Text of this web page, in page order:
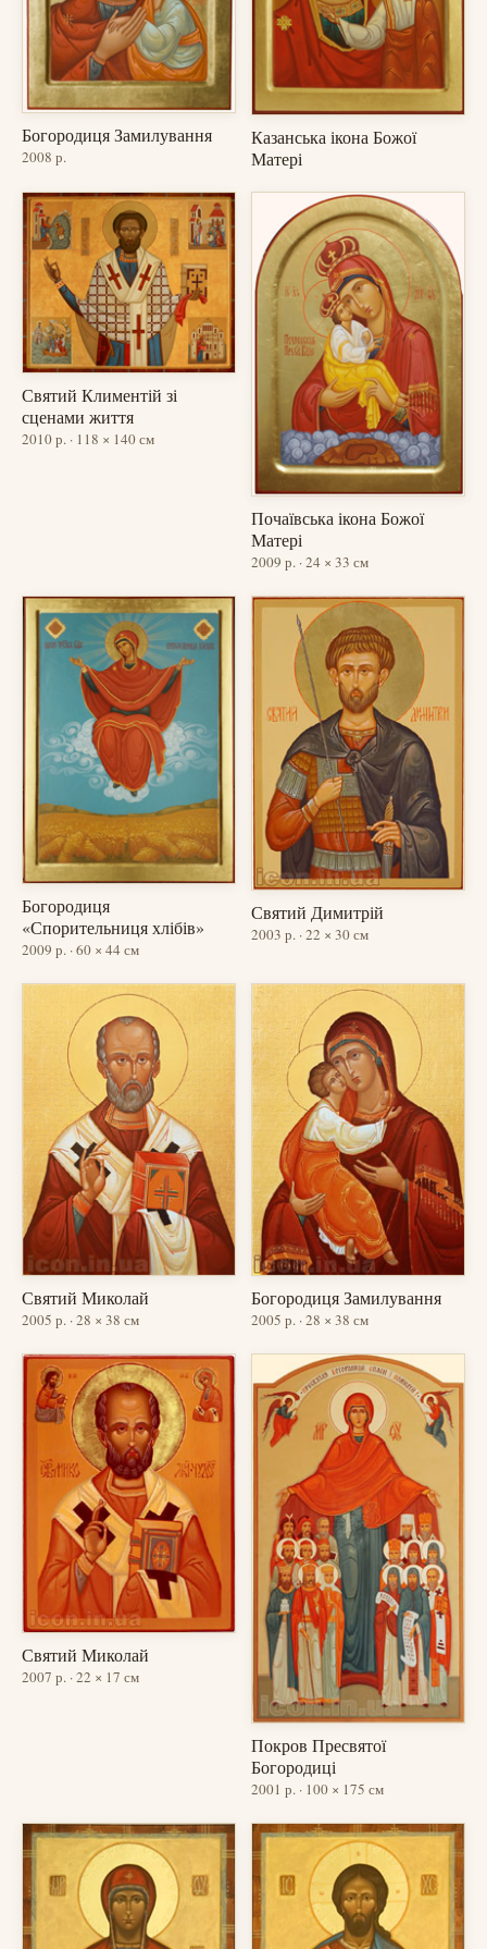
Богородиця Замилування
2008 р.
Казанська ікона Божої
Матері
Святий Климентій зі
сценами життя
2010 р. · 118 × 140 см
Почаївська ікона Божої
Матері
2009 р. · 24 × 33 см
Богородиця
«Спорительниця хлібів»
2009 р. · 60 × 44 см
Святий Димитрій
2003 р. · 22 × 30 см
Святий Миколай
2005 р. · 28 × 38 см
Богородиця Замилування
2005 р. · 28 × 38 см
Святий Миколай
2007 р. · 22 × 17 см
Покров Пресвятої
Богородиці
2001 р. · 100 × 175 см